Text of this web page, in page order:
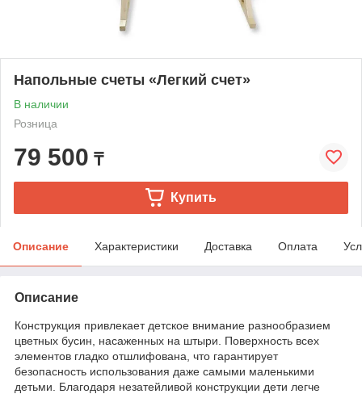
Напольные счеты «Легкий счет»
В наличии
Розница
79 500 ₸
Купить
Описание Характеристики Доставка Оплата
Описание
Конструкция привлекает детское внимание разнообразием
цветных бусин, насаженных на штыри. Поверхность всех
элементов гладко отшлифована, что гарантирует
безопасность использования даже самыми маленькими
детьми. Благодаря незатейливой конструкции дети легче